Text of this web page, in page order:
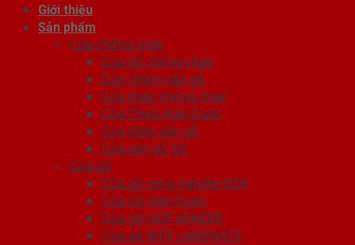
Giới thiệu
Sản phẩm
Cửa chống cháy
Cửa gỗ chống cháy
Cửa nhôm vân gỗ
Cửa thép chống cháy
Cửa Thép Hàn Quốc
Cửa thép vân gỗ
Cửa vân gỗ 5D
Cửa gỗ
Cửa gỗ công nghiệp HDF
Cửa Gỗ Hàn Quốc
Cửa gỗ HDF VENEER
Cửa gỗ MDF LAMINATE